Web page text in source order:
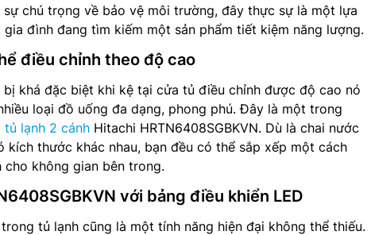
sự chú trọng về bảo vệ môi trường, đây thực sự là một lựa
đình đang tìm kiếm một sản phẩm tiết kiệm năng lượng.
điều chỉnh theo độ cao
khá đặc biệt khi kệ tại cửa tủ điều chỉnh được độ cao nó
loại đồ uống đa dạng, phong phú. Đây là một trong
tủ lạnh 2 cánh Hitachi HRTN6408SGBKVN. Dù là chai nước
kích thước khác nhau, bạn đều có thể sắp xếp một cách
không gian bên trong.
với bảng điều khiển LED
tủ lạnh cũng là một tính năng hiện đại không thể thiếu.